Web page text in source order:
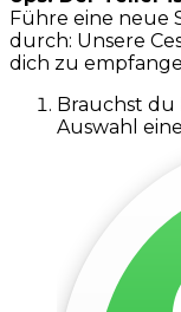
Führe eine neue
durch: Unsere
dich zu
Brauchst
Auswahl